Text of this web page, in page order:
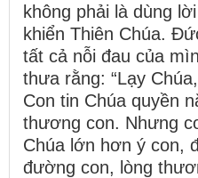
không phải là dùng
khiển Thiên Chúa.
tất cả nỗi đau của
thưa rằng: “Lạy
Con tin Chúa quyền
thương con. Nhưng
Chúa lớn hơn ý con,
đường con, lòng